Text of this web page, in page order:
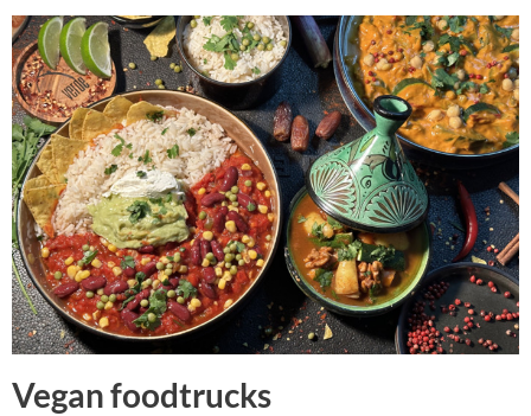
Vegan foodtrucks